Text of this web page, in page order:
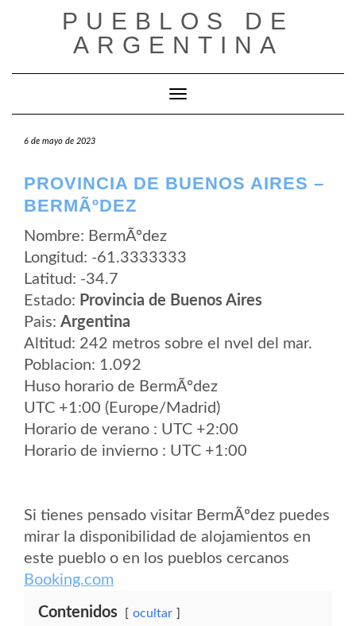
PUEBLOS DE
ARGENTINA
Cambiar modo de navegación
6 de mayo de 2023
PROVINCIA DE BUENOS AIRES –
BERMÃºDEZ
Nombre: BermÃºdez
Longitud: -61.3333333
Latitud: -34.7
Estado: Provincia de Buenos Aires
Pais: Argentina
Altitud: 242 metros sobre el nvel del mar.
Poblacion: 1.092
Huso horario de BermÃºdez
UTC +1:00 (Europe/Madrid)
Horario de verano : UTC +2:00
Horario de invierno : UTC +1:00
Si tienes pensado visitar BermÃºdez puedes
mirar la disponibilidad de alojamientos en
este pueblo o en los pueblos cercanos
Booking.com
Contenidos ocultar